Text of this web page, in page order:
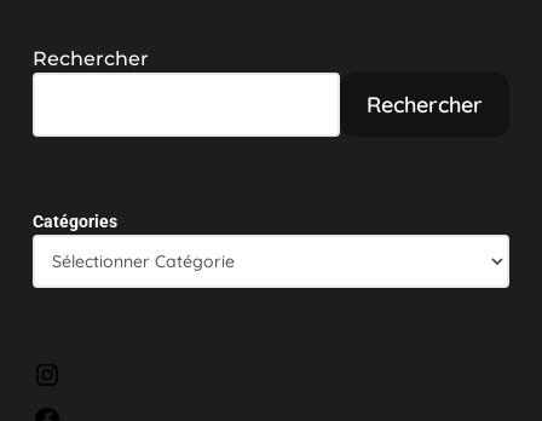
Rechercher
Rechercher
Catégories